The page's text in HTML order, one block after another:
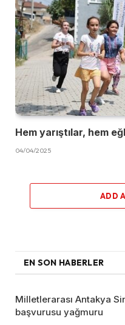
Hem yarıştılar, hem
04/04/2025
ADD
EN SON HABERLER
Milletlerarası Antakya
başvurusu yağmuru